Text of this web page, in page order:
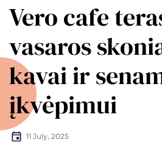
Vero cafe
vasaros
kavai ir
įkvėpimui
11 July, 2025